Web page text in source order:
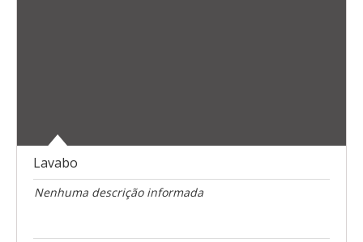
Lavabo
Nenhuma descrição informada